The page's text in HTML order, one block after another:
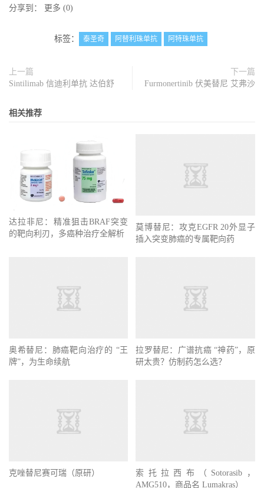
分享到： 更多 (0)
标签： 泰圣奇 阿替利珠单抗 阿特珠单抗
上一篇
Sintilimab 信迪利单抗 达伯舒
下一篇
Furmonertinib 伏美替尼 艾弗沙
相关推荐
达拉非尼：精准狙击BRAF突变
的靶向利刃，多癌种治疗全解析
莫博替尼：攻克EGFR 20外显子
插入突变肺癌的专属靶向药
奥希替尼：肺癌靶向治疗的 “王
拉罗替尼：广谱抗癌 “神药”，原
研太贵？仿制药怎么选？